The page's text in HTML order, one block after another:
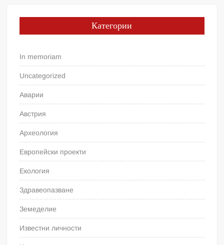
Категории
In memoriam
Uncategorized
Аварии
Австрия
Археология
Европейски проекти
Екология
Здравеопазване
Земеделие
Известни личности